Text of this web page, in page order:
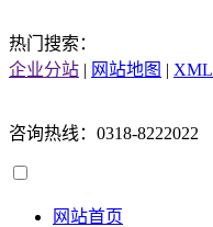
热门搜索：
企业分站 | 网站地图 | XML
咨询热线：0318-8222022
网站首页